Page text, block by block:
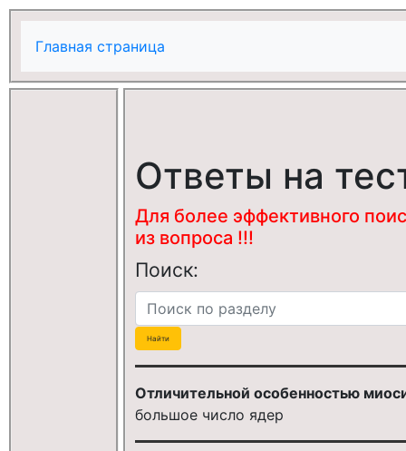
Главная страница
Ответы на
Для более эффективного
из вопроса !!!
Поиск:
Отличительной особенностью
большое число ядер